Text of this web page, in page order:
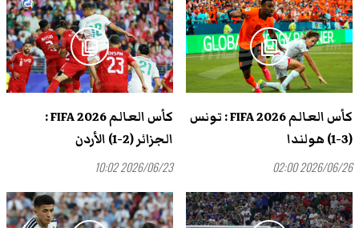
photo_library
كأس العالم FIFA 2026 : تونس
(3-1) هولندا
2026/06/26 02:00
photo_library
كأس العالم FIFA 2026 :
الجزائر (2-1) الأردن
2026/06/23 10:02